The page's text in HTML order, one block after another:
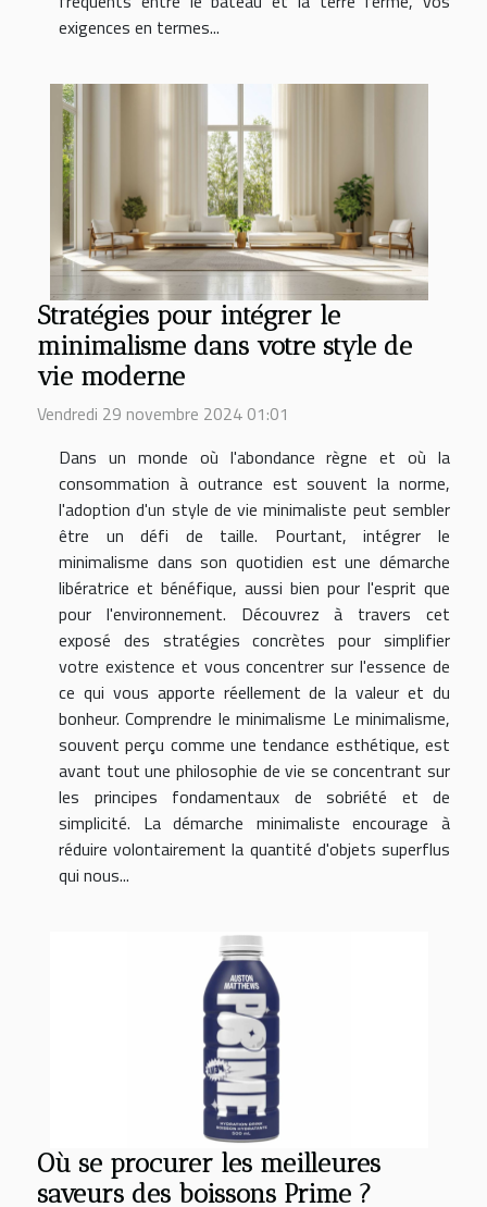
exigences en termes...
Stratégies pour intégrer le
minimalisme dans votre style de
vie moderne
Vendredi 29 novembre 2024 01:01
Dans un monde où l'abondance règne et où la
consommation à outrance est souvent la norme,
l'adoption d'un style de vie minimaliste peut sembler
être un défi de taille. Pourtant, intégrer le
minimalisme dans son quotidien est une démarche
libératrice et bénéfique, aussi bien pour l'esprit que
pour l'environnement. Découvrez à travers cet
exposé des stratégies concrètes pour simplifier
votre existence et vous concentrer sur l'essence de
ce qui vous apporte réellement de la valeur et du
bonheur. Comprendre le minimalisme Le minimalisme,
souvent perçu comme une tendance esthétique, est
avant tout une philosophie de vie se concentrant sur
les principes fondamentaux de sobriété et de
simplicité. La démarche minimaliste encourage à
réduire volontairement la quantité d'objets superflus
qui nous...
Où se procurer les meilleures
saveurs des boissons Prime ?